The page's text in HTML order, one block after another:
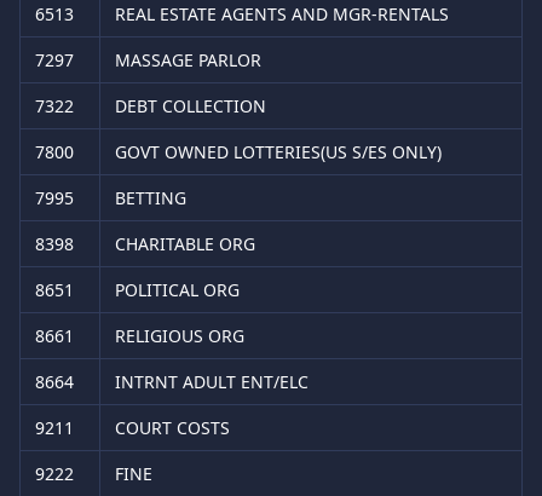
6513
REAL ESTATE AGENTS AND MGR-RENTALS
7297
MASSAGE PARLOR
7322
DEBT COLLECTION
7800
GOVT OWNED LOTTERIES(US S/ES ONLY)
7995
BETTING
8398
CHARITABLE ORG
8651
POLITICAL ORG
8661
RELIGIOUS ORG
8664
INTRNT ADULT ENT/ELC
9211
COURT COSTS
9222
FINE